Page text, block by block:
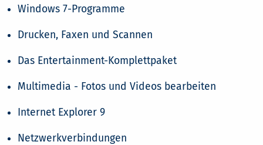
Windows 7-Programme
Drucken, Faxen und Scannen
Das Entertainment-Komplettpaket
Multimedia - Fotos und Videos bearbeiten
Internet Explorer 9
Netzwerkverbindungen